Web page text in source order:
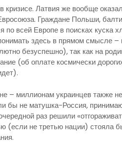
Латвия же вообще
Граждане Польши,
всей Европе в поисках куска
здесь в прямом смысле –
безуспешно), так как на
(об оплате космически
миллионам украинцев также
бы не матушка-Россия,
раз решили
(если не третью нации) стояла